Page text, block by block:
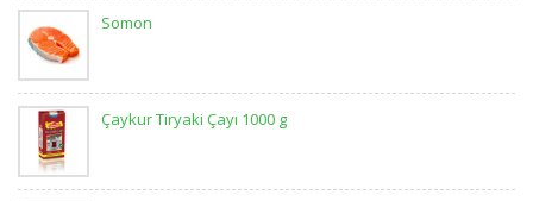
Somon
Çaykur Tiryaki Çayı 1000 g